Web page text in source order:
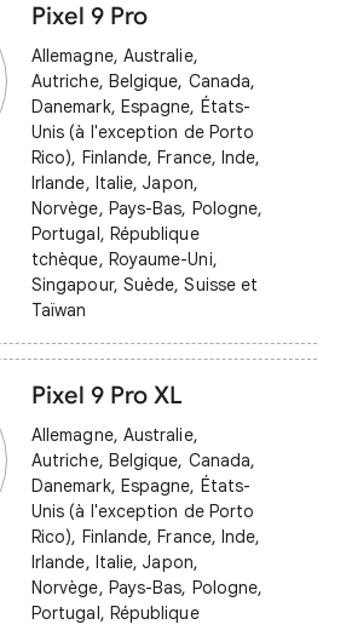
Pixel 9 Pro
Allemagne, Australie,
Autriche, Belgique, Canada,
Danemark, Espagne, États-
Unis (à l'exception de Porto
Rico), Finlande, France, Inde,
Irlande, Italie, Japon,
Norvège, Pays-Bas, Pologne,
Portugal, République
tchèque, Royaume-Uni,
Singapour, Suède, Suisse et
Taïwan
Pixel 9 Pro XL
Allemagne, Australie,
Autriche, Belgique, Canada,
Danemark, Espagne, États-
Unis (à l'exception de Porto
Rico), Finlande, France, Inde,
Irlande, Italie, Japon,
Norvège, Pays-Bas, Pologne,
Portugal, République